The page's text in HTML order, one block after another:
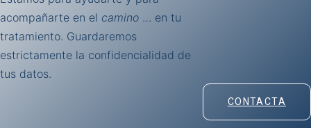
acompañarte en el camino … en tu
tratamiento. Guardaremos
estrictamente la confidencialidad de
tus datos.
CONTACTA